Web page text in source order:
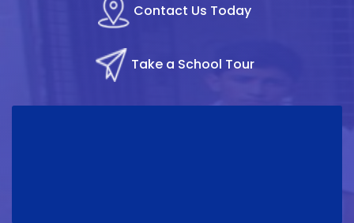
Contact Us Today
Take a School Tour